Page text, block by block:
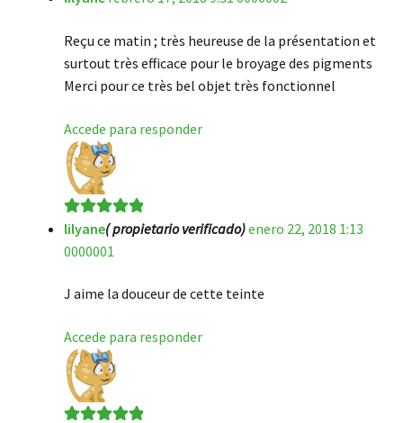
Reçu ce matin ; très heureuse de la présentation et
surtout très efficace pour le broyage des pigments
Merci pour ce très bel objet très fonctionnel
Accede para responder
Valorado en5
de 5
lilyane( propietario verificado)enero 22, 2018 1:13
0000001
J aime la douceur de cette teinte
Accede para responder